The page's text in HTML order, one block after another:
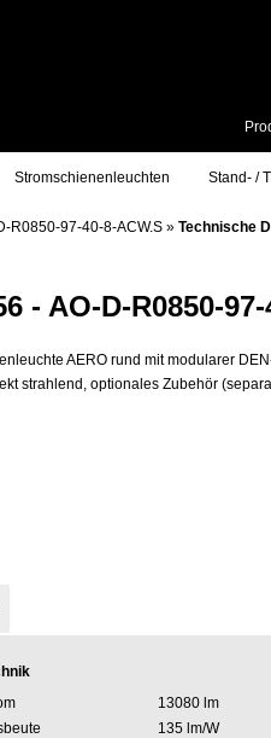
Stromschienenleuchten Stand- /
R0850-97-40-8-ACW.S » Technische
- AO-D-R0850-
AERO rund mit modularer
strahlend, optionales Zubehör
13080 lm
135 lm/W